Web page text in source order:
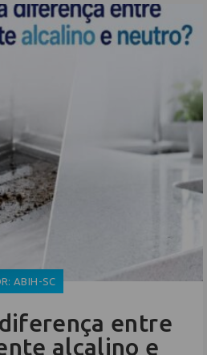
ABIH-SC
entre
alcalino e